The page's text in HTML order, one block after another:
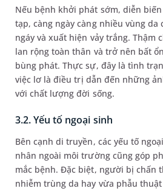
Nếu bệnh khởi phát sớm, diễn
tạp, càng ngày càng nhiều vùng
ngáy và xuất hiện vảy trắng. Thậm
lan rộng toàn thân và trở nên bất
bùng phát. Thực sự, đây là tình
việc lơ là điều trị dẫn đến những
với chất lượng đời sống.
3.2. Yếu tố ngoại sinh
Bên cạnh di truyền, các yếu tố
nhân ngoài môi trường cũng góp
mắc bệnh. Đặc biệt, người bị chấn
nhiễm trùng da hay vừa phẫu